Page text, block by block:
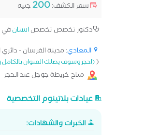
سعر الكشف:200جنيه
دكتور تخصص تخصصاسنانفي
المعادي: مدينة الفرسان -
((احجز وسوف يصلك العنوان بالكامل
متاح خريطة جوجل عند الحجز
عيادات بلاتينوم التخصصية
الخبرات والشهادات: